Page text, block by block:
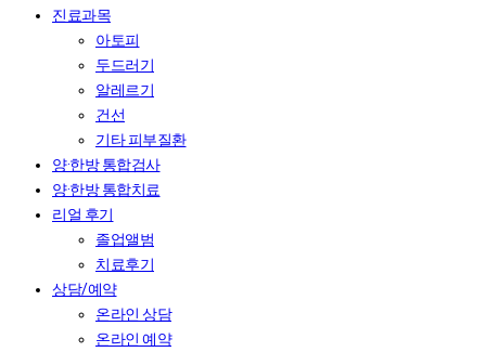
진료과목
아토피
두드러기
알레르기
건선
기타 피부질환
양·한방 통합검사
양·한방 통합치료
리얼 후기
졸업앨범
치료후기
상담/예약
온라인 상담
온라인 예약